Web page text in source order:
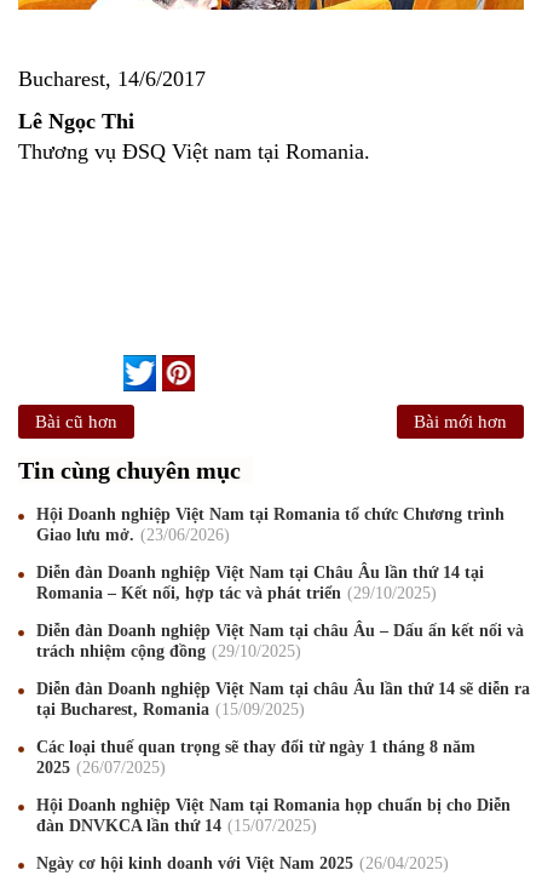
Bucharest, 14/6/2017
Lê Ngọc Thi
Thương vụ ĐSQ Việt nam tại Romania.
Bài cũ hơn Bài mới hơn
Tin cùng chuyên mục
Hội Doanh nghiệp Việt Nam tại Romania tổ chức Chương trình
Giao lưu mở.
23/06/2026
Diễn đàn Doanh nghiệp Việt Nam tại Châu Âu lần thứ 14 tại
Romania – Kết nối, hợp tác và phát triển
29/10/2025
Diễn đàn Doanh nghiệp Việt Nam tại châu Âu – Dấu ấn kết nối và
trách nhiệm cộng đồng
29/10/2025
Diễn đàn Doanh nghiệp Việt Nam tại châu Âu lần thứ 14 sẽ diễn ra
tại Bucharest, Romania
15/09/2025
Các loại thuế quan trọng sẽ thay đổi từ ngày 1 tháng 8 năm
2025
26/07/2025
Hội Doanh nghiệp Việt Nam tại Romania họp chuẩn bị cho Diễn
đàn DNVKCA lần thứ 14
15/07/2025
Ngày cơ hội kinh doanh với Việt Nam 2025 26/04/2025
Mừng Xuân Canh Tý 2020 22/01/2020
Chúc mừng Giáng sinh và Năm mới 2020 /12